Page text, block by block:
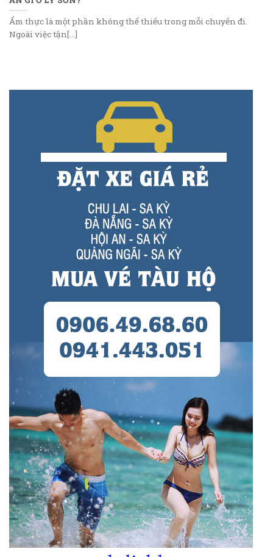
Ẩm thực là một phần không thể thiếu trong mỗi chuyến đi.
Ngoài việc tận[...]